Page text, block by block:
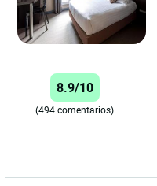
8.9/10
(494 comentarios)